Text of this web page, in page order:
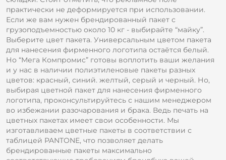
практически не деформируется при использовании.
Если же вам нужен брендированный пакет с
грузоподъемностью около 10 кг - выбирайте “майку”.
Выберите цвет пакета. Универсальным цветом пакета
для нанесения фирменного логотипа остаётся белый.
Но “Мега Компромис” готовы воплотить ваши желания
и у нас в наличии полиэтиленовые пакеты разных
цветов: красный, синий. желтый, серый и черный. Но,
выбирая цветной пакет для нанесения фирменного
логотипа, проконсультируйтесь с нашим менеджером
во избежании разочарования и брака. Ведь печать на
цветных пакетах имеет свои особенности. Мы
изготавливаем цветные пакеты в соответствии с
таблицей PANTONE, что позволяет делать
брендированные пакеты максимально